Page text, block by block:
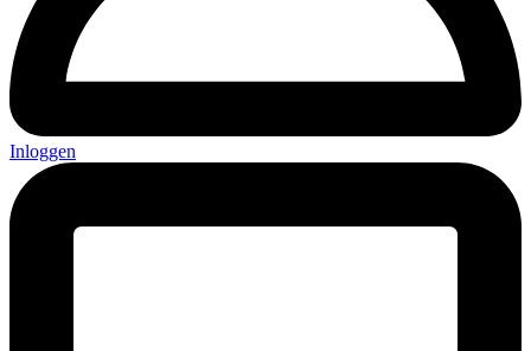
Inloggen